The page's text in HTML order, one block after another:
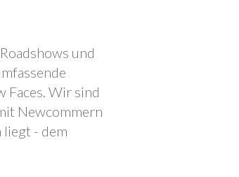
und
Faces. Wir sind
Newcommern
- dem